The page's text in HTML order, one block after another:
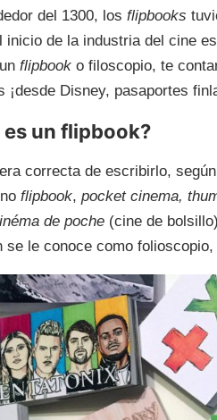
del 1300, los flipbooks
inicio de la industria del cine
flipbook o filoscopio, te
¡desde Disney, pasaportes
es un flipbook?
correcta de escribirlo,
flipbook, pocket cinema,
de poche (cine de
se le conoce como